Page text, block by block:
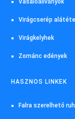
Virágcserép
Virágkelyhek
Zománc edények
HASZNOS LINKEK
Falra szerelhető